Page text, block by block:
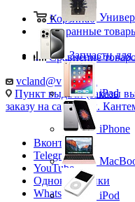
Корзина0
Избранные
Сравнение
vcland@vcland.ru
Пункт выдачи (заказы
заказу на сайте), ул.
Вконтакте
Telegram
YouTube
Одноклассники
WhatsApp
Запчасти
iPad
iPhone
iPod